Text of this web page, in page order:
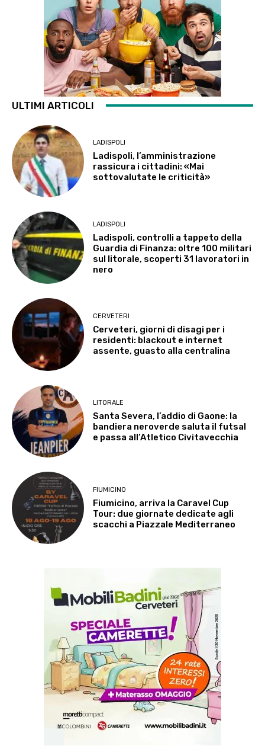
ULTIMI ARTICOLI
LADISPOLI
Ladispoli, l’amministrazione
rassicura i cittadini: «Mai
sottovalutate le criticità»
LADISPOLI
Ladispoli, controlli a tappeto della
Guardia di Finanza: oltre 100 militari
sul litorale, scoperti 31 lavoratori in
nero
CERVETERI
Cerveteri, giorni di disagi per i
residenti: blackout e internet
assente, guasto alla centralina
LITORALE
Santa Severa, l’addio di Gaone: la
bandiera neroverde saluta il futsal
e passa all’Atletico Civitavecchia
FIUMICINO
Fiumicino, arriva la Caravel Cup
Tour: due giornate dedicate agli
scacchi a Piazzale Mediterraneo